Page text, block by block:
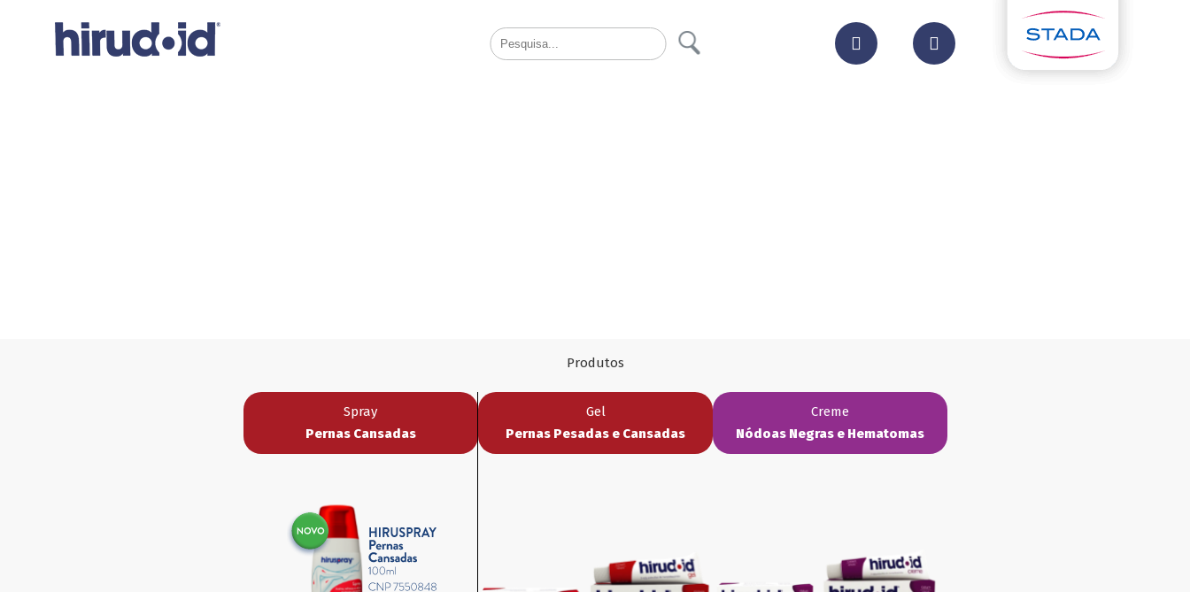
Produtos
Spray
Pernas Cansadas
Gel
Pernas Pesadas e Cansadas
Creme
Nódoas Negras e Hematomas